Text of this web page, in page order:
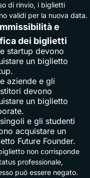
di rinvio, i biglietti
validi per la nuova data.
e
dei biglietti
startup devono
un biglietto
aziende e gli
devono
un biglietto
e gli studenti
acquistare un
Future Founder.
non corrisponde
professionale,
può essere negato.